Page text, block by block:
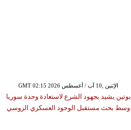
GMT 02:15 2026 الإثنين ,10 آب / أغسطس
بوتين يشيد بجهود الشرع لاستعادة وحدة سوريا
وسط بحث مستقبل الوجود العسكري الروسي